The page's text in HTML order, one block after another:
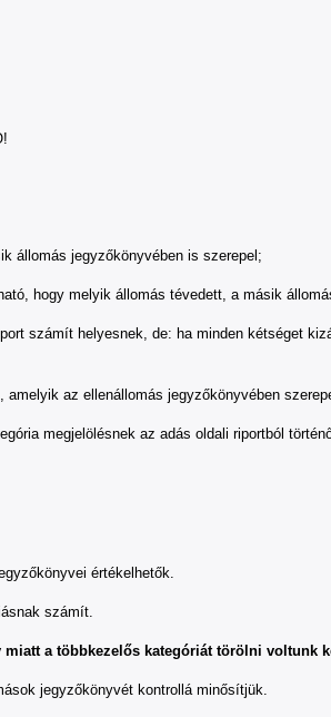
jegyzőkönyvében is szerepel;
hogy melyik állomás tévedett, a másik
számít helyesnek, de: ha minden kétséget
az ellenállomás jegyzőkönyvében
megjelölésnek az adás oldali riportból
értékelhetők.
számít.
a többkezelős kategóriát törölni voltunk
jegyzőkönyvét kontrollá minősítjük.